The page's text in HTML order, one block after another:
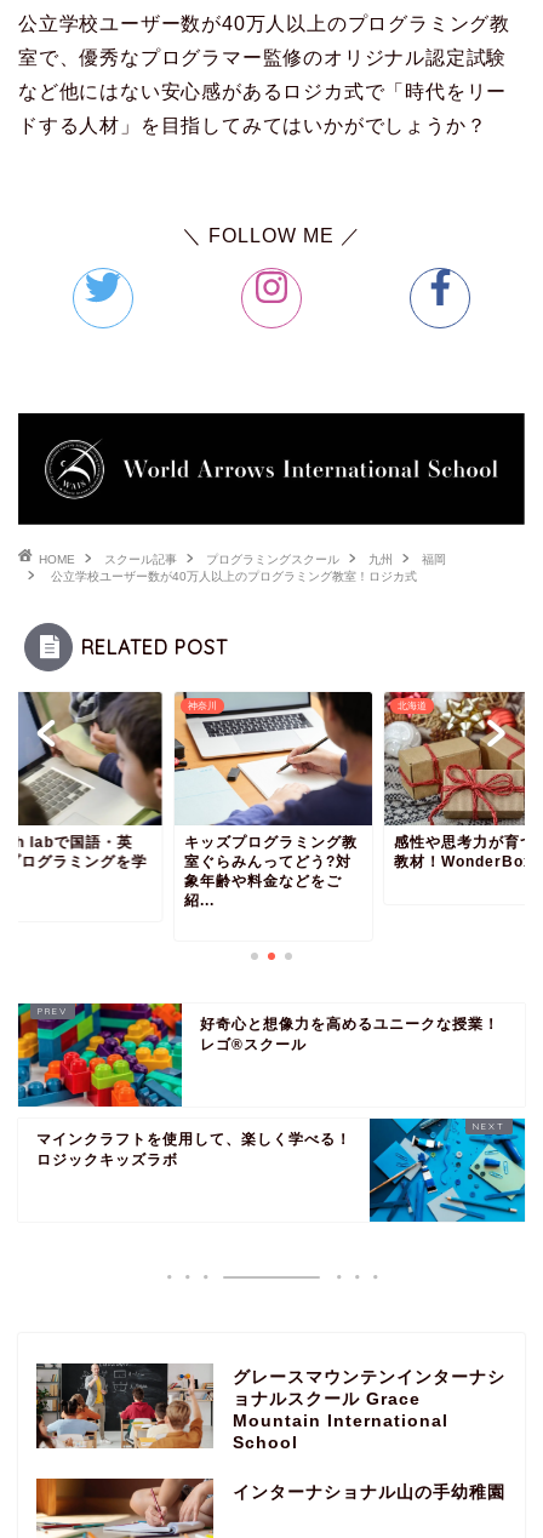
公立学校ユーザー数が40万人以上のプログラミング教
室で、優秀なプログラマー監修のオリジナル認定試験
など他にはない安心感があるロジカ式で「時代をリー
ドする人材」を目指してみてはいかがでしょうか？
＼ FOLLOW ME ／
HOME スクール記事 プログラミングスクール 九州
福岡
公立学校ユーザー数が40万人以上のプログラミング教室！ロジカ式
RELATED POST
labで国語・英
プログラミングを学
神奈川
キッズプログラミング教
室ぐらみんってどう?対
象年齢や料金などをご
紹...
北海道
感性や思考力が育つ
教材！WonderBox
好奇心と想像力を高めるユニークな授業！
レゴ®スクール
マインクラフトを使用して、楽しく学べる！
ロジックキッズラボ
グレースマウンテンインターナシ
ョナルスクール Grace
Mountain International
School
インターナショナル山の手幼稚園